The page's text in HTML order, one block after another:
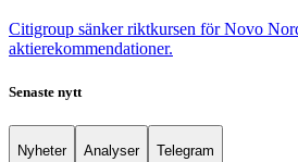
Citigroup sänker riktkursen för Novo
aktierekommendationer.
Senaste nytt
Nyheter Analyser Telegram